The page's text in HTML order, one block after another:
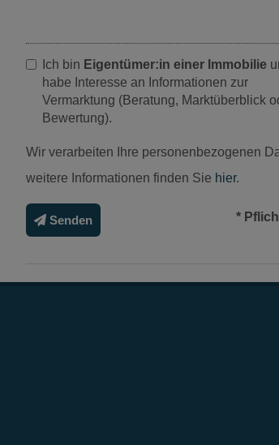
Ich bin Eigentümer:in einer Immobilie
habe Interesse an Informationen zur
Vermarktung (Beratung, Marktüberblick
Bewertung).
Wir verarbeiten Ihre personenbezogenen
weitere Informationen finden Sie hier.
Senden *